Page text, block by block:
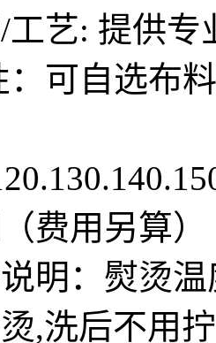
工艺: 提供专
：可自选布料
费用另算）
明：熨烫
,洗后不用